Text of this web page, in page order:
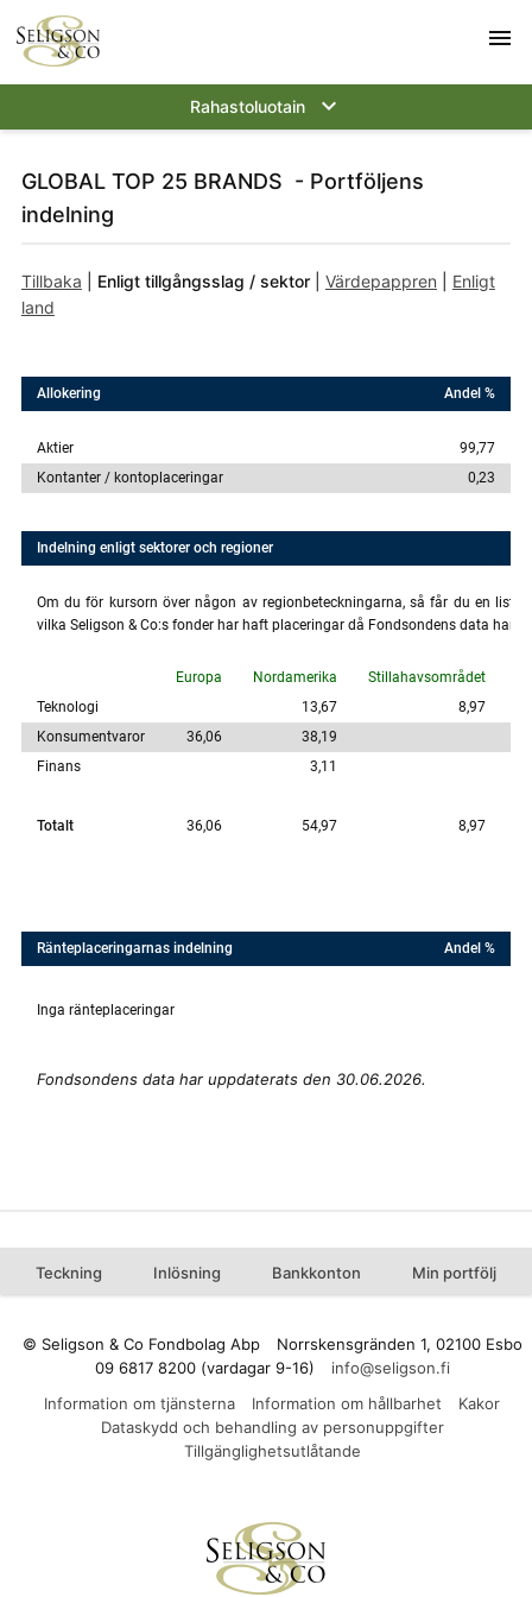
menu
Rahastoluotain keyboard_arrow_down
GLOBAL TOP 25 BRANDS - Portföljens
indelning
Tillbaka Enligt tillgångsslag / sektor| Värdepappren
Enligt
land
Allokering Andel %
Aktier
99,77
Kontanter / kontoplaceringar
0,23
Indelning enligt sektorer och regioner
Om du för kursorn över någon av regionbeteckningarna, så får du en lista
vilka Seligson & Co:s fonder har haft placeringar då Fondsondens data har
Europa Nordamerika Stillahavsområdet
Teknologi
13,67
8,97
Konsumentvaror
36,06
38,19
Finans
3,11
Totalt 36,06 54,97 8,97
Ränteplaceringarnas indelning Andel %
Inga ränteplaceringar
Fondsondens data har uppdaterats den 30.06.2026.
Teckning Inlösning Bankkonton Min portfölj
© Seligson & Co Fondbolag Abp
Norrskensgränden 1, 02100 Esbo
09 6817 8200 (vardagar 9-16)
Information om tjänsterna
Information om hållbarhet
Kakor
Dataskydd och behandling av personuppgifter
Tillgänglighetsutlåtande